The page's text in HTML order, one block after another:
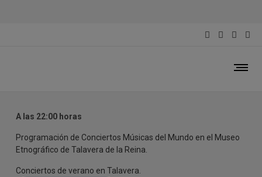
A las 22:00 horas
Programación de Conciertos Músicas del Mundo en el Museo
Etnográfico de Talavera de la Reina.
Conciertos de verano en Talavera.